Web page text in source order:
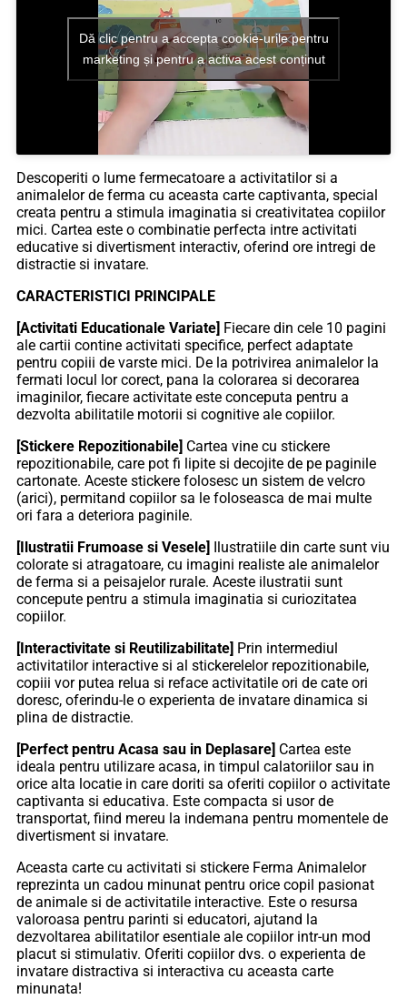
Dă clic pentru a accepta cookie-urile pentru
marketing și pentru a activa acest conținut
Descoperiti o lume fermecatoare a activitatilor si a
animalelor de ferma cu aceasta carte captivanta, special
creata pentru a stimula imaginatia si creativitatea copiilor
mici. Cartea este o combinatie perfecta intre activitati
educative si divertisment interactiv, oferind ore intregi de
distractie si invatare.
CARACTERISTICI PRINCIPALE
[Activitati Educationale Variate] Fiecare din cele 10 pagini
ale cartii contine activitati specifice, perfect adaptate
pentru copiii de varste mici. De la potrivirea animalelor la
fermati locul lor corect, pana la colorarea si decorarea
imaginilor, fiecare activitate este conceputa pentru a
dezvolta abilitatile motorii si cognitive ale copiilor.
[Stickere Repozitionabile] Cartea vine cu stickere
repozitionabile, care pot fi lipite si decojite de pe paginile
cartonate. Aceste stickere folosesc un sistem de velcro
(arici), permitand copiilor sa le foloseasca de mai multe
ori fara a deteriora paginile.
[Ilustratii Frumoase si Vesele]
Ilustratiile din carte sunt viu
colorate si atragatoare, cu imagini realiste ale animalelor
de ferma si a peisajelor rurale. Aceste ilustratii sunt
concepute pentru a stimula imaginatia si curiozitatea
copiilor.
[Interactivitate si Reutilizabilitate] Prin intermediul
activitatilor interactive si al stickerelelor repozitionabile,
copiii vor putea relua si reface activitatile ori de cate ori
doresc, oferindu-le o experienta de invatare dinamica si
plina de distractie.
[Perfect pentru Acasa sau in Deplasare] Cartea este
ideala pentru utilizare acasa, in timpul calatoriilor sau in
orice alta locatie in care doriti sa oferiti copiilor o activitate
captivanta si educativa. Este compacta si usor de
transportat, fiind mereu la indemana pentru momentele de
divertisment si invatare.
Aceasta carte cu activitati si stickere Ferma Animalelor
reprezinta un cadou minunat pentru orice copil pasionat
de animale si de activitatile interactive. Este o resursa
valoroasa pentru parinti si educatori, ajutand la
dezvoltarea abilitatilor esentiale ale copiilor intr-un mod
placut si stimulativ. Oferiti copiilor dvs. o experienta de
invatare distractiva si interactiva cu aceasta carte
minunata!